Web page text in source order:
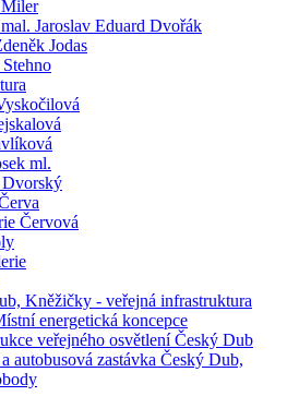
Jaroslav Eduard Dvořák
Jodas
ml.
Červová
Kněžičky - veřejná infrastruktura
energetická koncepce
veřejného osvětlení Český Dub
autobusová zastávka Český Dub,